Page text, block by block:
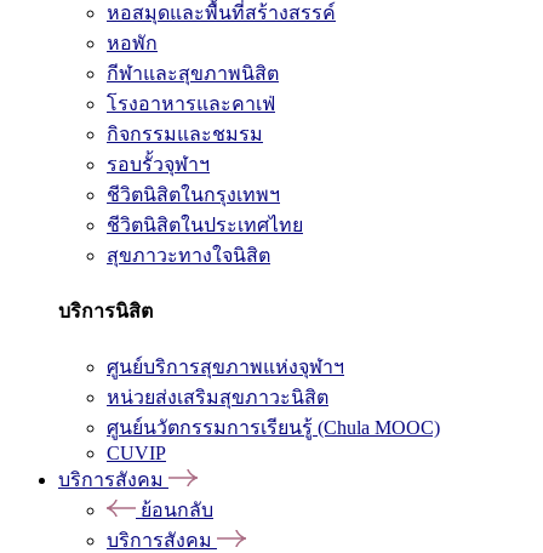
หอสมุดและพื้นที่สร้างสรรค์
หอพัก
กีฬาและสุขภาพนิสิต
โรงอาหารและคาเฟ่
กิจกรรมและชมรม
รอบรั้วจุฬาฯ
ชีวิตนิสิตในกรุงเทพฯ
ชีวิตนิสิตในประเทศไทย
สุขภาวะทางใจนิสิต
บริการนิสิต
ศูนย์บริการสุขภาพแห่งจุฬาฯ
หน่วยส่งเสริมสุขภาวะนิสิต
ศูนย์นวัตกรรมการเรียนรู้ (Chula MOOC)
CUVIP
บริการสังคม
ย้อนกลับ
บริการสังคม